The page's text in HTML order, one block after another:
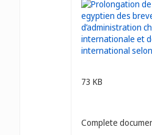
73 KB
Complete